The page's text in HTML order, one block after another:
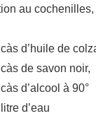
au
d’huile de
de savon noir,
d’alcool à 90°
d’eau